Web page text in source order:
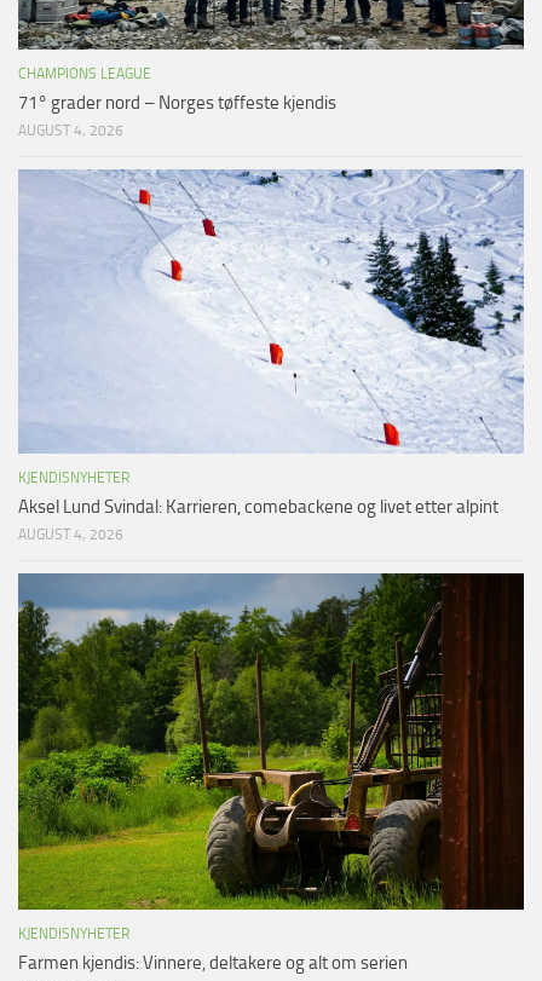
CHAMPIONS LEAGUE
71° grader nord – Norges tøffeste kjendis
AUGUST 4, 2026
KJENDISNYHETER
Aksel Lund Svindal: Karrieren, comebackene og livet etter alpint
AUGUST 4, 2026
KJENDISNYHETER
Farmen kjendis: Vinnere, deltakere og alt om serien